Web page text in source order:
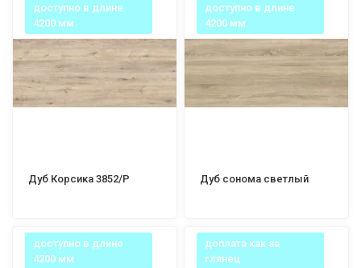
доступно в длине
4200 мм
Дуб Корсика 3852/Р
доступно в длине
4200 мм
Дуб сонома светлый
доступно в длине
4200 мм
доплата как за
глянец